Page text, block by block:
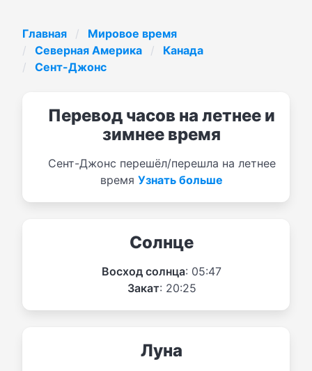
Главная
Мировое время
Северная Америка
Канада
Сент-Джонс
Перевод часов на летнее и
зимнее время
Сент-Джонс перешёл/перешла на летнее
время Узнать больше
Солнце
Восход солнца: 05:47
Закат: 20:25
Луна